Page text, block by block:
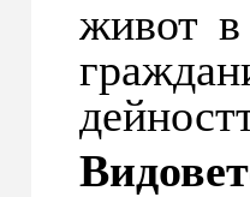
живот